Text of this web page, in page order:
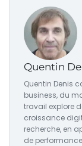
Quentin
Quentin Denis
business, du
travail explore
croissance
recherche, en
de